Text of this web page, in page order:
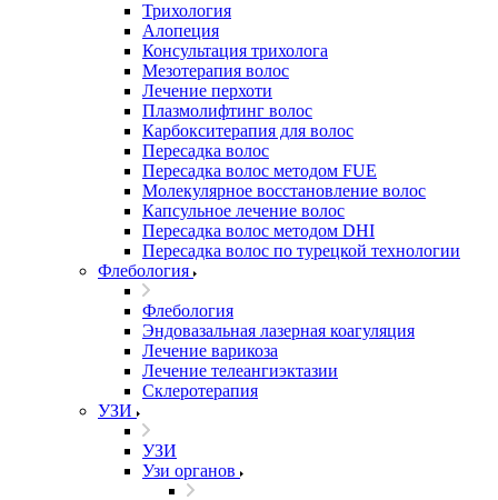
Трихология
Алопеция
Консультация трихолога
Мезотерапия волос
Лечение перхоти
Плазмолифтинг волос
Карбокситерапия для волос
Пересадка волос
Пересадка волос методом FUE
Молекулярное восстановление волос
Капсульное лечение волос
Пересадка волос методом DHI
Пересадка волос по турецкой технологии
Флебология
Флебология
Эндовазальная лазерная коагуляция
Лечение варикоза
Лечение телеангиэктазии
Склеротерапия
УЗИ
УЗИ
Узи органов